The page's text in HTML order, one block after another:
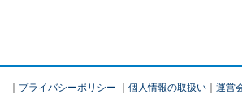
｜ プライバシーポリシー ｜ 個人情報の取扱い ｜ 運営